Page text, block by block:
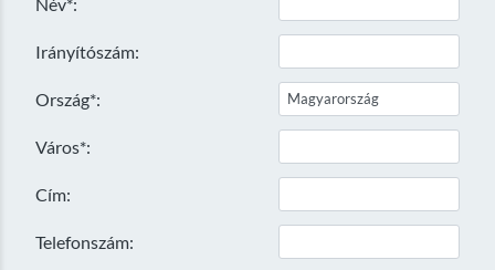
Irányítószám:
Ország*:
Város*:
Cím:
Telefonszám: